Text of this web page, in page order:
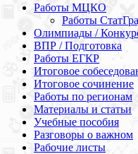
Работы МЦКО
Работы
Олимпиады /
ВПР / Подготовка
Работы ЕГКР
Итоговое
Итоговое сочинение
Работы по регионам
Материалы и статьи
Учебные пособия
Разговоры о важном
Рабочие листы